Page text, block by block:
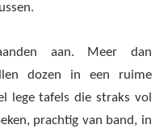
aan. Meer dan
dozen in een ruime
lege tafels die straks vol
prachtig van band, in